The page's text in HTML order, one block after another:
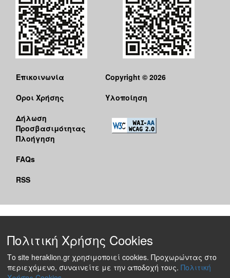
Επικοινωνία
Όροι Χρήσης
Δήλωση
Προσβασιμότητας
Πλοήγηση
FAQs
RSS
Copyright © 2026
Υλοποίηση
Πολιτική Χρήσης Cookies
Το site heraklion.gr χρησιμοποιεί cookies. Προχωρώντας στο
περιεχόμενο, συναινείτε με την αποδοχή τους. Πολιτική